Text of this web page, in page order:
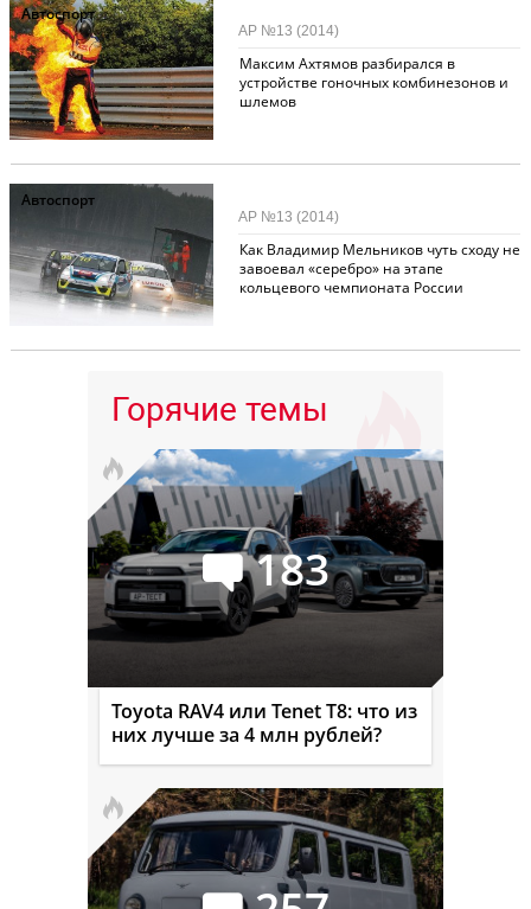
Автоспорт
Максим Ахтямов разбирался в
устройстве гоночных комбинезонов и
шлемов
АР №13 (2014)
Автоспорт
Как Владимир Мельников чуть сходу не
завоевал «серебро» на этапе
кольцевого чемпионата России
АР №13 (2014)
Горячие темы
183
Toyota RAV4 или Tenet T8: что из
них лучше за 4 млн рублей?